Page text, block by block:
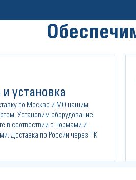
установка
по Москве и МО нашим
Установим оборудование
в соотвествии с нормами и
Доставка по России через ТК